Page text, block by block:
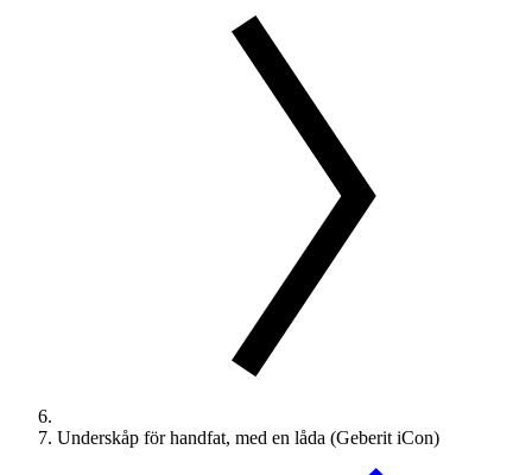
Underskåp för handfat, med en låda (Geberit iCon)